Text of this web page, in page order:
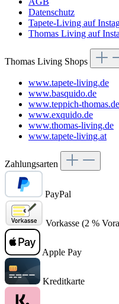
Datenschutz
Tapete-Living auf
Thomas Living auf
Thomas Living Shops
www.tapete-living.de
www.basquido.de
www.teppich-thomas.de
www.exquido.de
www.thomas-living.de
www.tapete-living.at
Zahlungsarten
PayPal
Vorkasse (2 %
Apple Pay
Kreditkarte